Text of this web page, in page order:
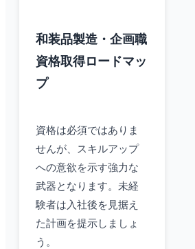
和装品製造・企画職
資格取得ロードマッ
プ
資格は必須ではありま
せんが、スキルアップ
への意欲を示す強力な
武器となります。未経
験者は入社後を見据え
た計画を提示しましょ
う。